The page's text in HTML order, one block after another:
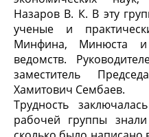
Назаров В. К. В эту
ученые и
Минфина, Минюста и
ведомств.
заместитель
Хамитович Сембаев.
Трудность
рабочей группы